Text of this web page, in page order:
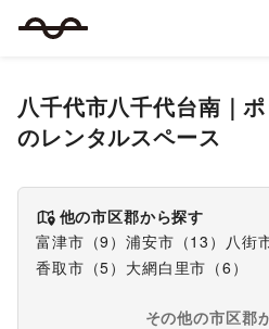
八千代市八千代台南 ｜
のレンタルスペース
他の市区郡から探す
富津市 （9 ）浦安市 （13 ） 八街
香取市 （5） 大網白里市 （6 ）
その他の市区郡